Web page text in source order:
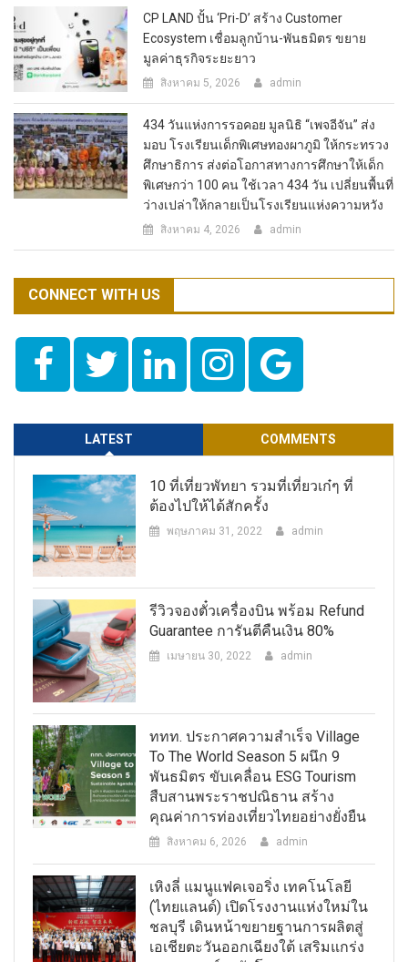
CP LAND ปั้น ‘Pri-D’ สร้าง Customer
Ecosystem เชื่อมลูกบ้าน-พันธมิตร ขยาย
มูลค่าธุรกิจระยะยาว
สิงหาคม 5, 2026 admin
434 วันแห่งการรอคอย มูลนิธิ “เพจอีจัน” ส่ง
มอบ โรงเรียนเด็กพิเศษทองผาภูมิ ให้กระทรวง
ศึกษาธิการ ส่งต่อโอกาสทางการศึกษาให้เด็ก
พิเศษกว่า 100 คน ใช้เวลา 434 วัน เปลี่ยนพื้นที่
ว่างเปล่าให้กลายเป็นโรงเรียนแห่งความหวัง
สิงหาคม 4, 2026 admin
CONNECT WITH US
LATEST COMMENTS
10 ที่เที่ยวพัทยา รวมที่เที่ยวเก๋ๆ ที่
ต้องไปให้ได้สักครั้ง
พฤษภาคม 31, 2022 admin
รีวิวจองตั๋วเครื่องบิน พร้อม Refund
Guarantee การันตีคืนเงิน 80%
เมษายน 30, 2022 admin
ททท. ประกาศความสำเร็จ Village
To The World Season 5 ผนึก 9
พันธมิตร ขับเคลื่อน ESG Tourism
สืบสานพระราชปณิธาน สร้าง
คุณค่าการท่องเที่ยวไทยอย่างยั่งยืน
สิงหาคม 6, 2026 admin
เหิงลี่ แมนูแฟคเจอริ่ง เทคโนโลยี
(ไทยแลนด์) เปิดโรงงานแห่งใหม่ใน
ชลบุรี เดินหน้าขยายฐานการผลิตสู่
เอเชียตะวันออกเฉียงใต้ เสริมแกร่ง